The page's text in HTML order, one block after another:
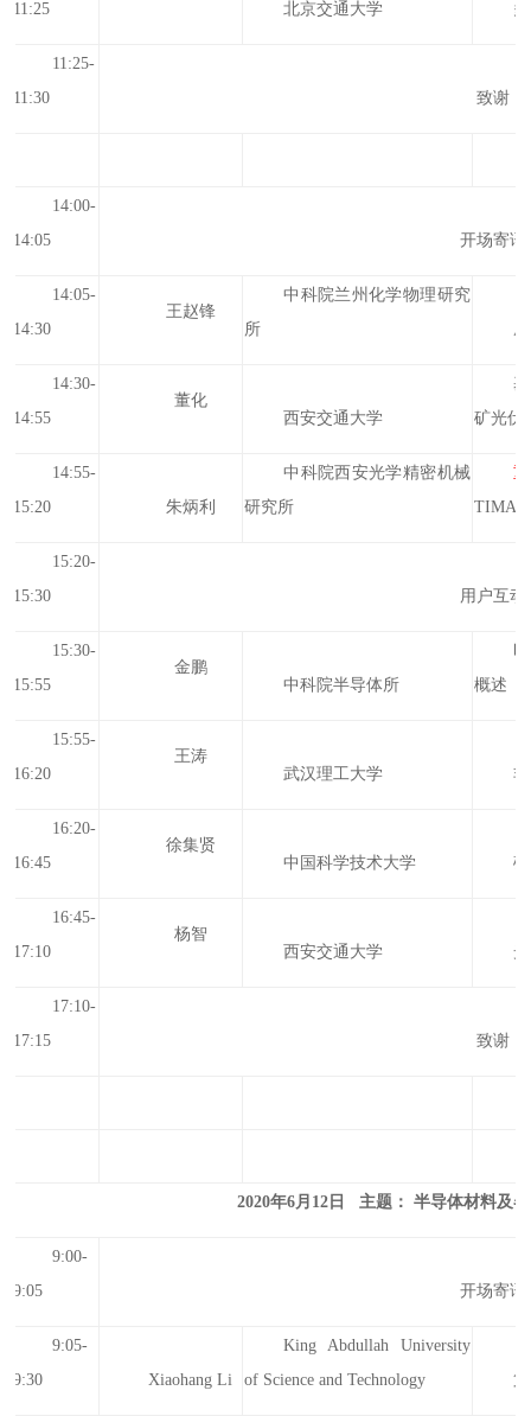
11:25 北京交通大学
11:25-
11:30
致谢
14:00-
14:05
开场寄语
14:05-
14:30
王赵锋
中科院兰州化学物理研究
所
14:30-
14:55
董化
西安交通大学
矿光伏
14:55-
15:20
朱炳利
中科院西安光学精密机械
研究所
15:20-
15:30
用户互动
15:30-
15:55
金鹏
中科院半导体所
概述
15:55-
16:20
王涛
武汉理工大学
16:20-
16:45
徐集贤
中国科学技术大学
16:45-
17:1 0
杨智
西安交通大学
17:10-
17:15 致谢
2020年6月12日 主题： 半导体材料及
9:00-
9:05
开场寄语
9:05-
9:30
Xiaohang Li
King Abdullah University
of Science and Technology